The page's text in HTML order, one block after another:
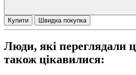
Купити Швидка покупка
Люди, які переглядали
також цікавилися: